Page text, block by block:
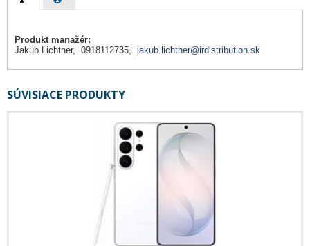
Produkt manažér:
Jakub Lichtner, 0918112735, jakub.lichtner@irdistribution.sk
SÚVISIACE PRODUKTY